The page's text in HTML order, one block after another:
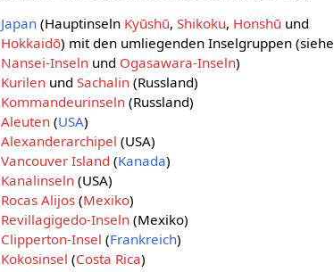
Japan(Hauptinseln Kyūshū, Shikoku, Honshū und
Hokkaidō) mit den umliegenden Inselgruppen (siehe
Nansei-Inselnund Ogasawara-Inseln)
Kurilenund Sachalin(Russland)
Kommandeurinseln(Russland)
Aleuten(USA)
Alexanderarchipel (USA)
Vancouver Island (Kanada)
Kanalinseln(USA)
Rocas Alijos(Mexiko)
Revillagigedo-Inseln(Mexiko)
Clipperton-Insel (Frankreich)
Kokosinsel (Costa Rica)